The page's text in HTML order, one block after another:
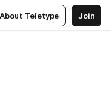
About Teletype Join